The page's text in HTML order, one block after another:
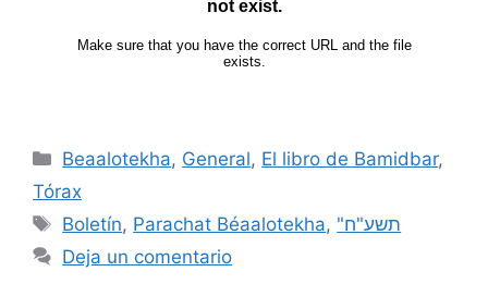
Beaalotekha, General, El libro de Bamidbar,
Tórax
Boletín, Parachat Béaalotekha,
"תשע"ח
Deja un comentario